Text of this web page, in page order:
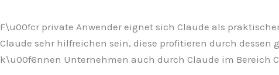
F\u00fcr private Anwender eignet sich Claude als
Claude sehr hilfreichen sein, diese profitieren durch dessen
k\u00f6nnen Unternehmen auch durch Claude im Bereich